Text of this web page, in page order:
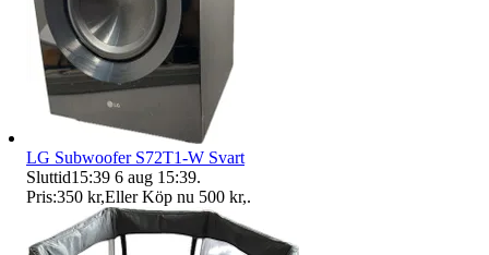
LG Subwoofer S72T1-W Svart
Sluttid15:39 6 aug 15:39.
Pris:350 kr,Eller Köp nu 500 kr,.